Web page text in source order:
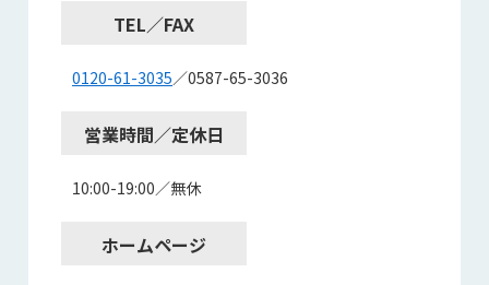
TEL／FAX
0120-61-3035／0587-65-3036
営業時間／定休日
10:00-19:00／無休
ホームページ